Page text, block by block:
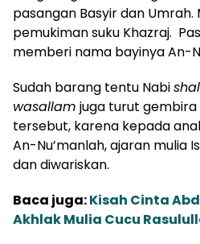
pasangan Basyir dan
pemukiman suku Khazraj.
memberi nama bayinya An-
Sudah barang tentu Nabi
wasallam juga turut
tersebut, karena kepada
An-Nu’manlah, ajaran mulia
dan diwariskan.
Baca juga:Kisah Cinta
Akhlak Mulia Cucu